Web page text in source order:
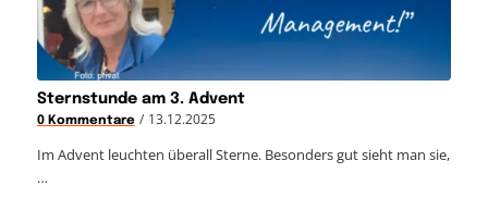
Sternstunde am 3. Advent
0 Kommentare / 13.12.2025
Im Advent leuchten überall Sterne. Besonders gut sieht man sie,
…